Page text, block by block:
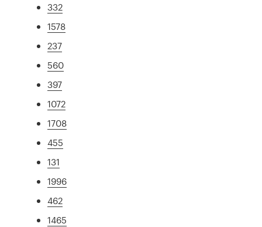
332
1578
237
560
397
1072
1708
455
131
1996
462
1465